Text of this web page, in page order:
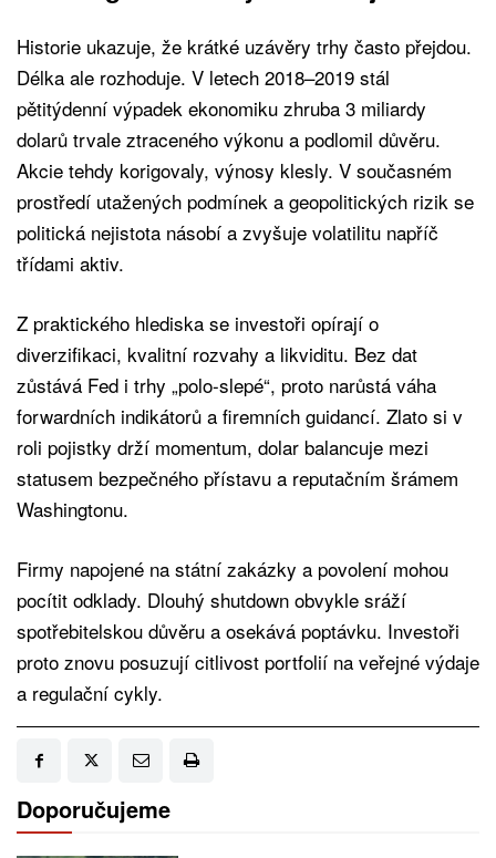
Historie ukazuje, že krátké uzávěry trhy často přejdou.
Délka ale rozhoduje. V letech 2018–2019 stál
pětitýdenní výpadek ekonomiku zhruba 3 miliardy
dolarů trvale ztraceného výkonu a podlomil důvěru.
Akcie tehdy korigovaly, výnosy klesly. V současném
prostředí utažených podmínek a geopolitických rizik se
politická nejistota násobí a zvyšuje volatilitu napříč
třídami aktiv.
Z praktického hlediska se investoři opírají o
diverzifikaci, kvalitní rozvahy a likviditu. Bez dat
zůstává Fed i trhy „polo-slepé“, proto narůstá váha
forwardních indikátorů a firemních guidancí. Zlato si v
roli pojistky drží momentum, dolar balancuje mezi
statusem bezpečného přístavu a reputačním šrámem
Washingtonu.
Firmy napojené na státní zakázky a povolení mohou
pocítit odklady. Dlouhý shutdown obvykle sráží
spotřebitelskou důvěru a osekává poptávku. Investoři
proto znovu posuzují citlivost portfolií na veřejné výdaje
a regulační cykly.
Doporučujeme